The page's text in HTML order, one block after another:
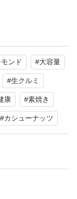
れないさまざま
維持や美容、間食
ンド #大容量
#生クルミ
康 #素焼き
#カシューナッツ